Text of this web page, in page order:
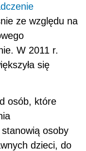
ze względu na
W 2011 r.
się
osób, które
osoby
dzieci, do